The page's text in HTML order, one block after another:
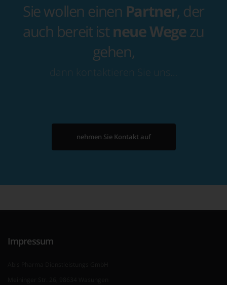
Sie wollen einen Partner, der
auch bereit ist neue Wegezu
gehen,
dann kontaktieren Sie uns…
nehmen Sie Kontakt auf
Impressum